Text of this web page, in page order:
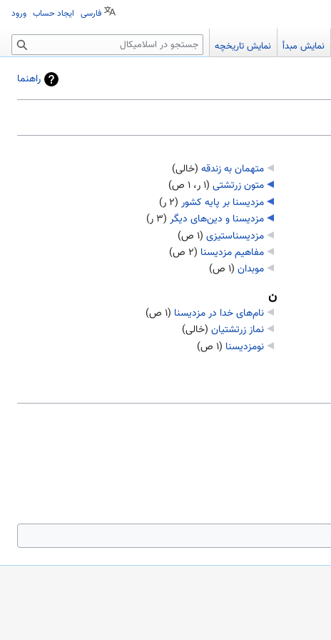
راهنما
متهمان به زندقه‏ (خالی)
متون زرتشتی‏ (۱ ر، ۱ ص)
مزدیسنا بر پایه کشور‏ (۲ ر)
مزدیسنا و دین‌های دیگر‏ (۳ ر)
مزدیسناستیزی‏ (۱ ص)
مفاهیم مزدیسنا (۲ ص)
موبدان‏ (۱ ص)
ن
نام‌های خدا در مزدیسنا (۱ ص)
نماز زرتشتیان‏ (خالی)
نومزدیسنا (۱ ص)
فارسی ایجاد حساب ورود
نمایش مبدأ نمایش تاریخچه جستجو